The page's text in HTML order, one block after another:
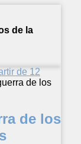
de la
de 12
de los
de los